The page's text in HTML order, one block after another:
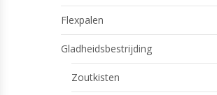
Flexpalen
Gladheidsbestrijding
Zoutkisten